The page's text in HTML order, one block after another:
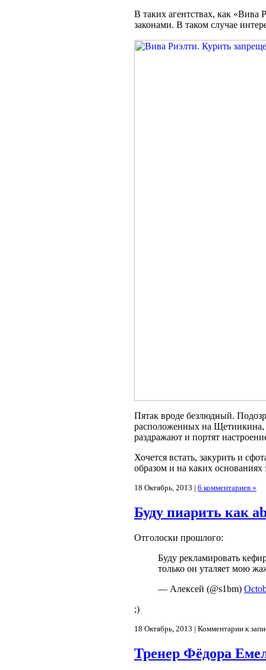
В таких агентствах, как «Вива
законами. В таком случае
Пятак вроде безлюдный.
расположенных на Щетинкина,
раздражают и портят
Хочется встать, закурить и
образом и на каких
18 Октябрь, 2013 | 6 комментариев »
Буду пиарить как
Отголоски прошлого:
Буду рекламировать
только он уталяет мою
— Алексей (@s1bm)
;)
18 Октябрь, 2013 | Комментарии к
Тренер Фёдора